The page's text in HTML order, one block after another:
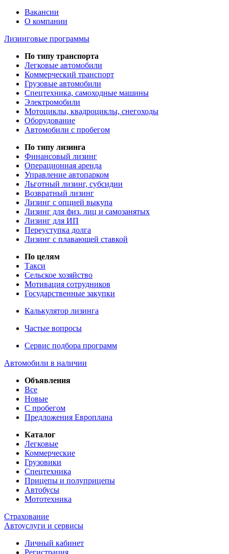
Вакансии
О компании
Лизинговые программы
По типу транспорта
Легковые автомобили
Коммерческий транспорт
Грузовые автомобили
Спецтехника, самоходные машины
Электромобили
Мотоциклы, квадроциклы, снегоходы
Оборудование
Автомобили с пробегом
По типу лизинга
Финансовый лизинг
Операционная аренда
Управление автопарком
Льготный лизинг, субсидии
Возвратный лизинг
Лизинг с опцией выкупа
Лизинг для физ. лиц и самозанятых
Лизинг для ИП
Переуступка долга
Лизинг с плавающей ставкой
По целям
Такси
Сельское хозяйство
Мотивация сотрудников
Государственные закупки
Калькулятор лизинга
Частые вопросы
Сервис подбора программ
Автомобили в наличии
Объявления
Все
Новые
С пробегом
Предложения Европлана
Каталог
Легковые
Коммерческие
Грузовики
Спецтехника
Прицепы и полуприцепы
Автобусы
Мототехника
Страхование
Автоуслуги и сервисы
Личный кабинет